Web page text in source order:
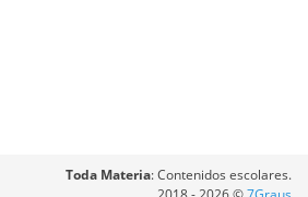
Toda Materia: Contenidos escolares.